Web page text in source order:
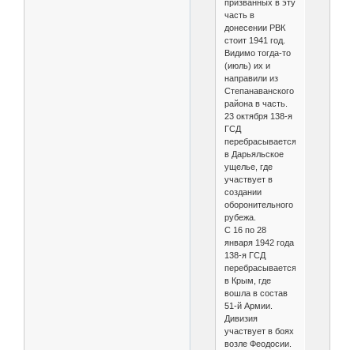
призванных в эту
часть в
донесении РВК
стоит 1941 год.
Видимо тогда-то
(июль) их и
направили из
Степанаванского
района в часть.
23 октября 138-я
ГСД
перебрасывается
в Дарьяльское
ущелье, где
участвует в
создании
оборонительного
рубежа.
С 16 по 28
января 1942 года
138-я ГСД
перебрасывается
в Крым, где
вошла в состав
51-й Армии.
Дивизия
участвует в боях
возле Феодосии.